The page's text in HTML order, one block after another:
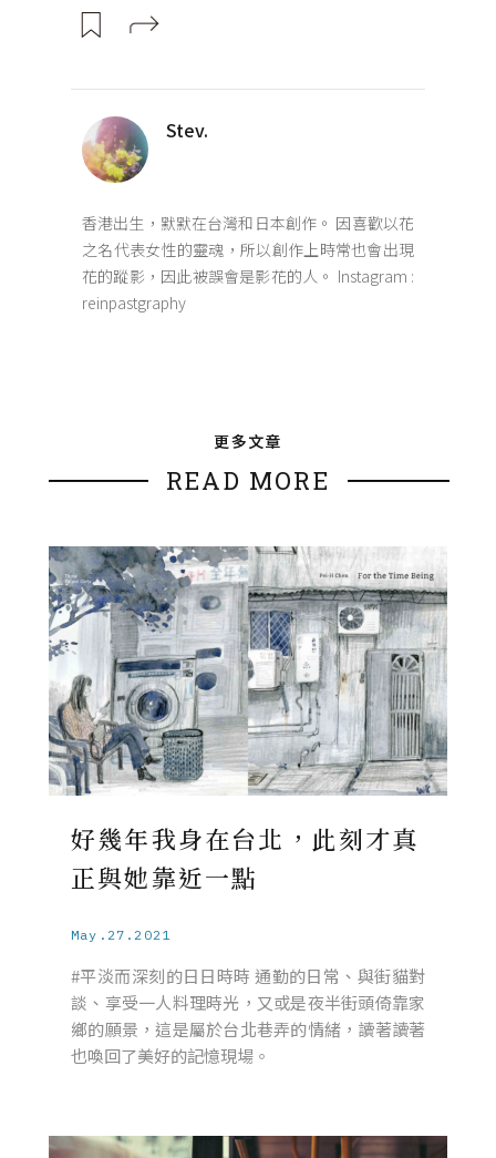
Stev.
香港出生，默默在台灣和日本創作。 因喜歡以花
之名代表女性的靈魂，所以創作上時常也會出現
花的蹤影，因此被誤會是影花的人。 Instagram :
reinpastgraphy
更多文章
READ MORE
好幾年我身在台北，此刻才真
正與她靠近一點
May.27.2021
#平淡而深刻的日日時時 通勤的日常、與街貓對
談、享受一人料理時光，又或是夜半街頭倚靠家
鄉的願景，這是屬於台北巷弄的情緒，讀著讀著
也喚回了美好的記憶現場。